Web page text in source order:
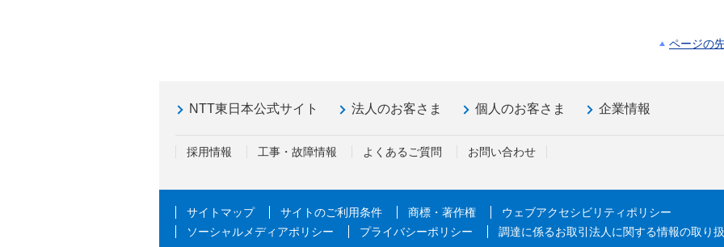
ページの
NTT東日本公式サイト 法人のお客さま 個人のお客さま 企業情報
採用情報 工事・故障情報 よくあるご質問 お問い合わせ
サイトマップ サイトのご利用条件 商標・著作権
ウェブアクセシビリティポリシー
ソーシャルメディアポリシー
プライバシーポリシー 調達に係るお取引法人に関する情報の取り